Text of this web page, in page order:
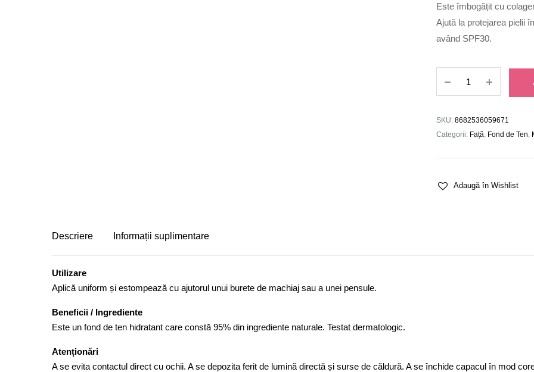
Este îmbogățit cu
Ajută la protejarea pielii
având SPF30.
Skin
Lifting
quantity
SKU: 8682536059671
Categorii: Față Fond de Ten
Adaugă în Wishlist
Descriere Informații suplimentare
Utilizare
Aplică uniform și estompează cu ajutorul unui burete de machiaj sau a unei pensule.
Beneficii / Ingrediente
Este un fond de ten hidratant care constă 95% din ingrediente naturale. Testat dermatologic.
Atenționări
A se evita contactul direct cu ochii. A se depozita ferit de lumină directă și surse de căldură. A se închide capacul în mod